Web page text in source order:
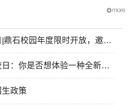
鼎石校园年度限时开放，邀您
：你是否想体验一种全新的
政策